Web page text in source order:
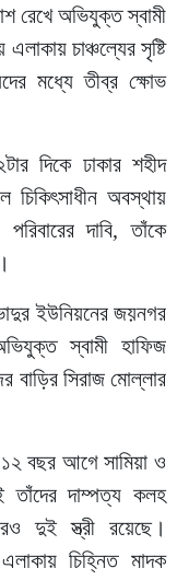
রেখে অভিযুক্ত স্বামী
চাঞ্চল্যের সৃষ্টি
মধ্যে তীব্র ক্ষোভ
দিকে ঢাকার শহীদ
চিকিৎসাধীন অবস্থায়
দাবি, তাঁকে
ইউনিয়নের জয়নগর
স্বামী হাফিজ
সিরাজ মোল্লার
১২ বছর আগে সামিয়া ও
তাঁদের দাম্পত্য কলহ
দুই স্ত্রী রয়েছে।
চিহ্নিত মাদক